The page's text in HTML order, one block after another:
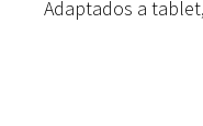
Adaptados a